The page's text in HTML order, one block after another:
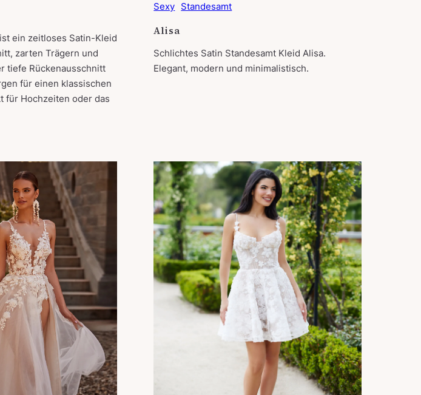
ein zeitloses Satin-Kleid
zarten Trägern und
tiefe Rückenausschnitt
für einen klassischen
für Hochzeiten oder das
Sexy
Standesamt
Alisa
Schlichtes Satin Standesamt Kleid Alisa.
Elegant, modern und minimalistisch.